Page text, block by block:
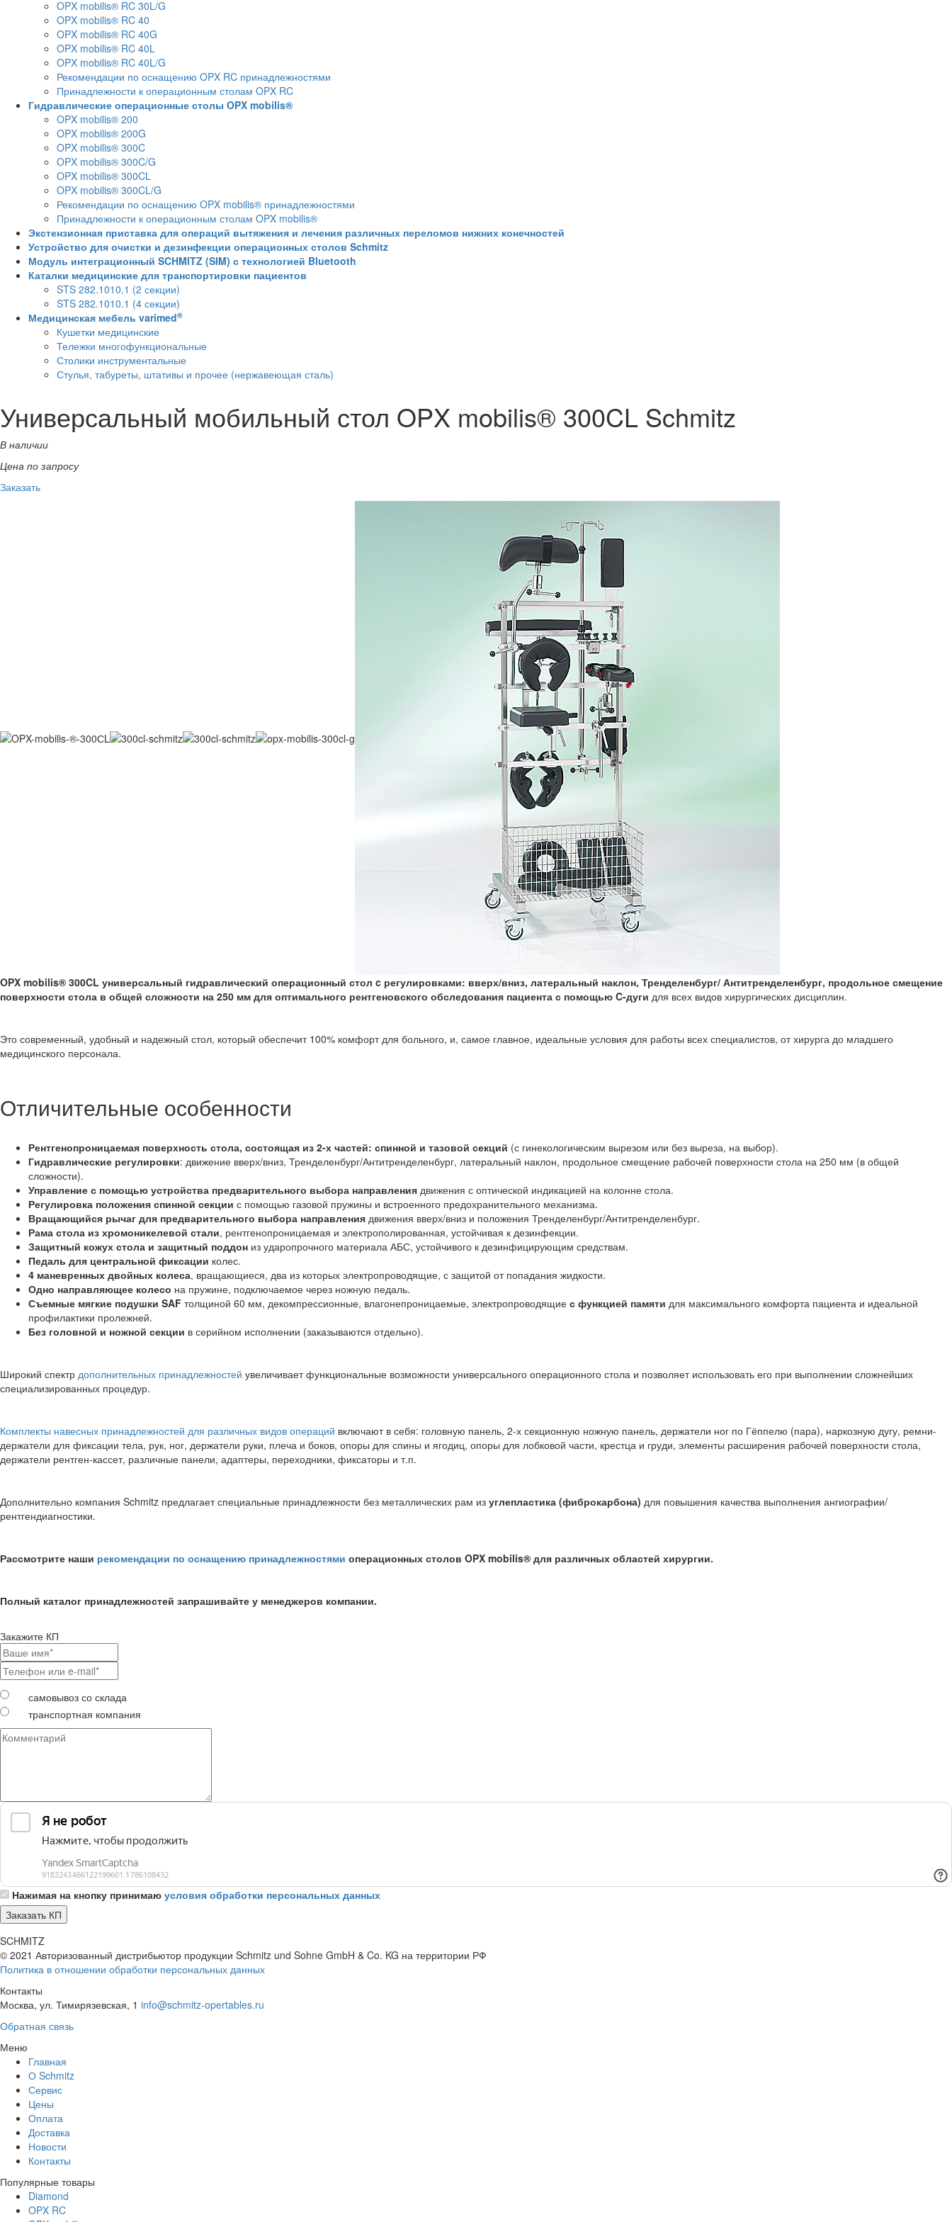
OPX mobilis® RC 30L/G
OPX mobilis® RC 40
OPX mobilis® RC 40G
OPX mobilis® RC 40L
OPX mobilis® RC 40L/G
Рекомендации по оснащению OPX RC принадлежностями
Принадлежности к операционным столам OPX RC
Гидравлические операционные столы OPX mobilis®
OPX mobilis® 200
OPX mobilis® 200G
OPX mobilis® 300C
OPX mobilis® 300C/G
OPX mobilis® 300CL
OPX mobilis® 300CL/G
Рекомендации по оснащению OPX mobilis® принадлежностями
Принадлежности к операционным столам OPX mobilis®
Экстензионная приставка для операций вытяжения и лечения различных переломов нижних конечностей
Устройство для очистки и дезинфекции операционных столов Schmitz
Модуль интеграционный SCHMITZ (SIM) с технологией Bluetooth
Каталки медицинские для транспортировки пациентов
STS 282.1010.1 (2 секции)
STS 282.1010.1 (4 секции)
Медицинская мебель varimed®
Кушетки медицинские
Тележки многофункциональные
Столики инструментальные
Стулья, табуреты, штативы и прочее (нержавеющая сталь)
Универсальный мобильный стол OPX mobilis® 300CL Schmitz
В наличии
Цена по запросу
Заказать
OPX mobilis® 300CL универсальный гидравлический операционный стол c регулировками: вверх/вниз, латеральный наклон, Тренделенбург/ Антитренделенбург, продольное смещение
поверхности стола в общей сложности на 250 мм для оптимального рентгеновского обследования пациента с помощью C-дуги для всех видов хирургических дисциплин.
Это современный, удобный и надежный стол, который обеспечит 100% комфорт для больного, и, самое главное, идеальные условия для работы всех специалистов, от хирурга до младшего
медицинского персонала.
Отличительные особенности
Рентгенопроницаемая поверхность стола, состоящая из 2-х частей: спинной и тазовой секций (с гинекологическим вырезом или без выреза, на выбор).
Гидравлические регулировки: движение вверх/вниз, Тренделенбург/Антитренделенбург, латеральный наклон, продольное смещение рабочей поверхности стола на 250 мм (в общей
сложности).
Управление с помощью устройства предварительного выбора направления движения с оптической индикацией на колонне стола.
Регулировка положения спинной секции с помощью газовой пружины и встроенного предохранительного механизма.
Вращающийся рычаг для предварительного выбора направления движения вверх/вниз и положения Тренделенбург/Антитренделенбург.
Рама стола из хромоникелевой стали, рентгенопроницаемая и электрополированная, устойчивая к дезинфекции.
Защитный кожух стола и защитный поддон из ударопрочного материала АБС, устойчивого к дезинфицирующим средствам.
Педаль для центральной фиксации колес.
4 маневренных двойных колеса, вращающиеся, два из которых электропроводящие, с защитой от попадания жидкости.
Одно направляющее колесо на пружине, подключаемое через ножную педаль.
Съемные мягкие подушки SAF толщиной 60 мм, декомпрессионные, влагонепроницаемые, электропроводящие с функцией памяти для максимального комфорта пациента и идеальной
профилактики пролежней.
Без головной и ножной секции в серийном исполнении (заказываются отдельно).
Широкий спектр дополнительных принадлежностей увеличивает функциональные возможности универсального операционного стола и позволяет использовать его при выполнении сложнейших
специализированных процедур.
Комплекты навесных принадлежностей для различных видов операций включают в себя: головную панель, 2-х секционную ножную панель, держатели ног по Гёппелю (пара), наркозную дугу, ремни-
держатели для фиксации тела, рук, ног, держатели руки, плеча и боков, опоры для спины и ягодиц, опоры для лобковой части, крестца и груди, элементы расширения рабочей поверхности стола,
держатели рентген-кассет, различные панели, адаптеры, переходники, фиксаторы и т.п.
Дополнительно компания Schmitz предлагает специальные принадлежности без металлических рам из углепластика (фиброкарбона) для повышения качества выполнения ангиографии/
рентгендиагностики.
Рассмотрите наши рекомендации по оснащению принадлежностями операционных столов OPX mobilis® для различных областей хирургии.
Полный каталог принадлежностей запрашивайте у менеджеров компании.
Закажите КП
самовывоз со склада
транспортная компания
Нажимая на кнопку принимаю условия обработки персональных данных
SCHMITZ
© 2021 Авторизованный дистрибьютор продукции Schmitz und Sohne GmbH & Co. KG на территории РФ
Политика в отношении обработки персональных данных
Контакты
Москва, ул. Тимирязевская, 1 info@schmitz-opertables.ru
Обратная связь
Меню
Главная
О Schmitz
Сервис
Цены
Оплата
Доставка
Новости
Контакты
Популярные товары
Diamond
OPX RC